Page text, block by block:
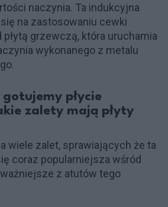
naczynia. Ta indukcyjna
na zastosowaniu cewki
grzewczą, która uruchamia
wykonanego z metalu
płycie
zalety mają płyty
wiele zalet, sprawiających że ta
coraz popularniejsza wśród
z atutów tego